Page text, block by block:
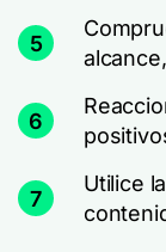
5
6
7
Utilice